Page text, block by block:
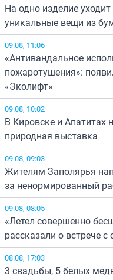
На одно изделие
уникальные вещи из
09.08, 11:06
«Антивандальное
пожаротушения»:
«Эколифт»
09.08, 10:02
В Кировске и Апатитах
природная выставка
09.08, 09:03
Жителям Заполярья
за ненормированный
09.08, 08:05
«Летел совершенно
рассказали о встрече
08.08, 17:03
3 свадьбы, 5 белых